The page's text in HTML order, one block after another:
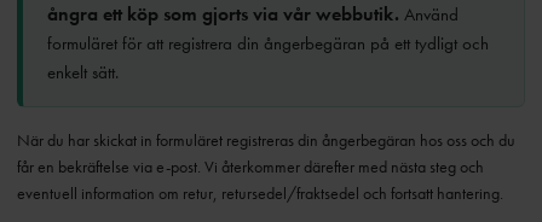
ångra ett köp som gjorts via vår webbutik. Använd
formuläret för att registrera din ångerbegäran på ett tydligt och
enkelt sätt.
När du har skickat in formuläret registreras din ångerbegäran hos oss och du
får en bekräftelse via e-post. Vi återkommer därefter med nästa steg och
eventuell information om retur, retursedel/fraktsedel och fortsatt hantering.